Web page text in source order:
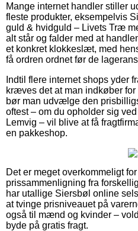
Mange internet handler stiller
fleste produkter, eksempelvis
guld & hvidguld – Livets Træ
alt står og falder med at
et konkret klokkeslæt, med
få ordren ordnet før de
Indtil flere internet shops yder
kræves det at man indkøber
bør man udvælge den
oftest – om du opholder sig
Lemvig – vil blive at få
en pakkeshop.
Det er meget overkommeligt
prissammenligning fra
har utallige Siersbøl online
at tvinge prisniveauet på
også til mænd og kvinder –
byde på gratis fragt.